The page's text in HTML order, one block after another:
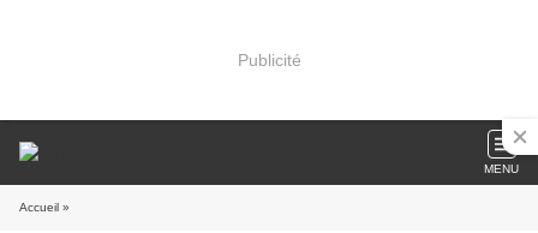
Publicité
MENU
Accueil »